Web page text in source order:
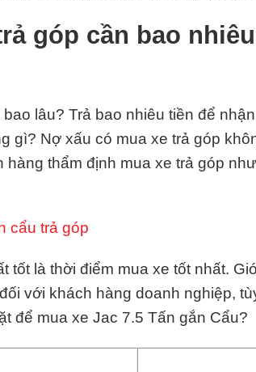
góp cần bao
lâu? Trả bao nhiêu tiền để
gì? Nợ xấu có mua xe trả góp
thẩm định mua xe trả góp
cẩu trả góp
tốt là thời điểm mua xe tốt nhất.
với khách hàng doanh nghiệp,
để mua xe Jac 7.5 Tấn gắn Cẩu?